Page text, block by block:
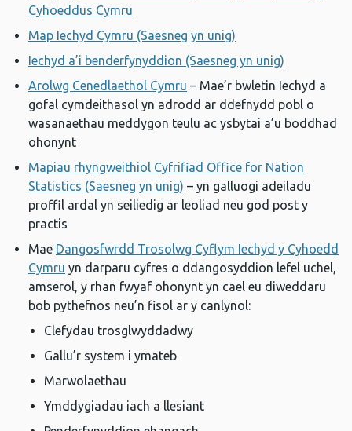
Cyhoeddus Cymru
Map Iechyd Cymru (Saesneg yn unig)
Iechyd a’i benderfynyddion (Saesneg yn unig)
Arolwg Cenedlaethol Cymru – Mae’r bwletin Iechyd a
gofal cymdeithasol yn adrodd ar ddefnydd pobl o
wasanaethau meddygon teulu ac ysbytai a’u boddhad
ohonynt
Mapiau rhyngweithiol Cyfrifiad Office for Nation
Statistics (Saesneg yn unig) – yn galluogi adeiladu
proffil ardal yn seiliedig ar leoliad neu god post y
practis
Mae Dangosfwrdd Trosolwg Cyflym Iechyd y Cyhoedd
Cymru yn darparu cyfres o ddangosyddion lefel uchel,
amserol, y rhan fwyaf ohonynt yn cael eu diweddaru
bob pythefnos neu’n fisol ar y canlynol:
Clefydau trosglwyddadwy
Gallu’r system i ymateb
Marwolaethau
Ymddygiadau iach a llesiant